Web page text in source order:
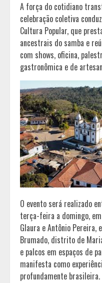
A força do cotidiano
celebração coletiva
Cultura Popular, que
ancestrais do samba e
com shows, oficina,
gastronômica e de
O evento será realizado
terça-feira a domingo,
Glaura e Antônio Pereira,
Brumado, distrito de
e palcos em espaços de
manifesta como
profundamente brasileira.